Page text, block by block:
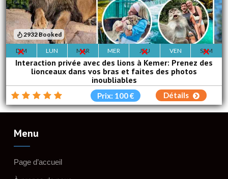
DIM LUN MAR MER JEU VEN SAM
Interaction privée avec des lions à Kemer: Prenez des
lionceaux dans vos bras et faites des photos
inoubliables
2932 Booked
Prix: 100 € Détails
Menu
Page d’accueil